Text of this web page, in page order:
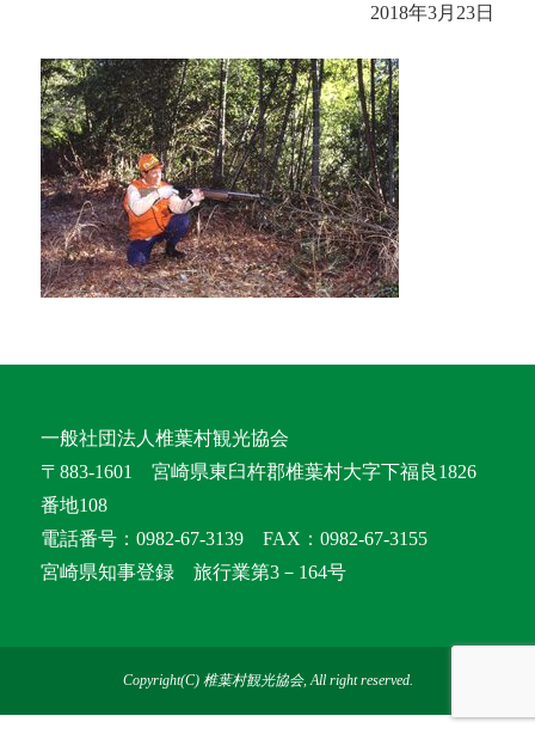
2018年3月23日
一般社団法人椎葉村観光協会
〒883-1601 宮崎県東臼杵郡椎葉村大字下福良1826
番地108
電話番号：0982-67-3139 FAX：0982-67-3155
宮崎県知事登録 旅行業第3－164号
Copyright(C) 椎葉村観光協会, All right reserved.